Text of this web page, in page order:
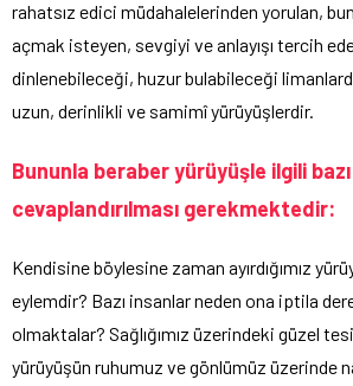
rahatsız edici müdahalelerinden yorulan,
açmak isteyen, sevgiyi ve anlayışı tercih
dinlenebileceği, huzur bulabileceği
uzun, derinlikli ve samimî yürüyüşlerdir.
Bununla beraber yürüyüşle ilgili
cevaplandırılması gerekmektedir:
Kendisine böylesine zaman ayırdığımız
eylemdir? Bazı insanlar neden ona iptila
olmaktalar? Sağlığımız üzerindeki güzel
yürüyüşün ruhumuz ve gönlümüz üzerinde